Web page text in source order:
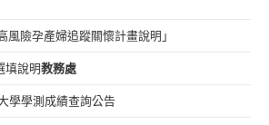
風險孕產婦追蹤關懷計畫說明」
填說明教務處
學學測成績查詢公告